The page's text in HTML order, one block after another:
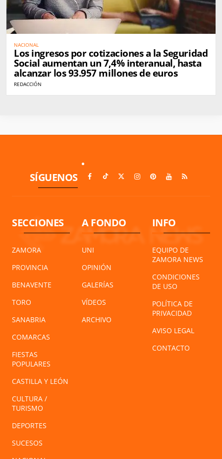
NACIONAL
Los ingresos por cotizaciones a la Seguridad
Social aumentan un 7,4% interanual, hasta
alcanzar los 93.957 millones de euros
REDACCIÓN
SÍGUENOS
SECCIONES
ZAMORA
PROVINCIA
BENAVENTE
TORO
SANABRIA
COMARCAS
FIESTAS
POPULARES
CASTILLA Y LEÓN
CULTURA /
TURISMO
DEPORTES
SUCESOS
A FONDO
UNI
OPINIÓN
GALERÍAS
VÍDEOS
ARCHIVO
INFO
EQUIPO DE
ZAMORA NEWS
CONDICIONES
DE USO
POLÍTICA DE
PRIVACIDAD
AVISO LEGAL
CONTACTO